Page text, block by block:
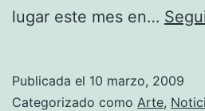
lugar este mes en…
Publicada el 10 marzo, 2009
Categorizado como Arte,